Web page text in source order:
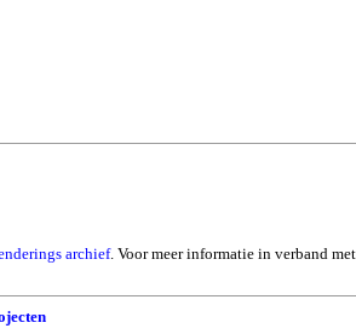
archief. Voor meer informatie in verband